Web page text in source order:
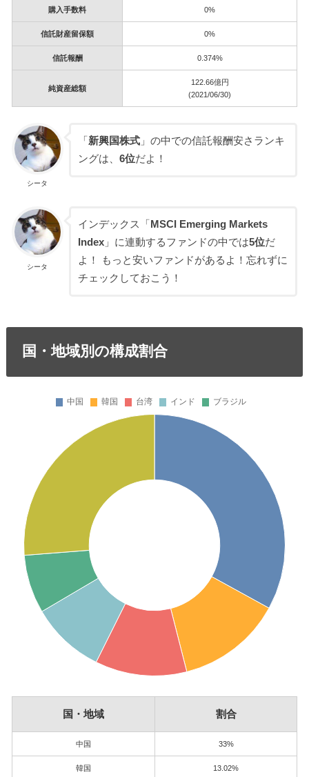
購入手数料 0%
信託財産留保額 0%
信託報酬 0.374%
純資産総額
122.66億円
(2021/06/30)
シータ
「新興国株式 」の中での信託報酬安さランキ
ングは、6位だよ！
シータ
インデックス「MSCI Emerging Markets
Index 」に連動するファンドの中では5位だ
よ！ もっと安いファンドがあるよ！忘れずに
チェックしておこう！
国・地域別の構成割合
国・地域 割合
中国 33%
韓国 13.02%